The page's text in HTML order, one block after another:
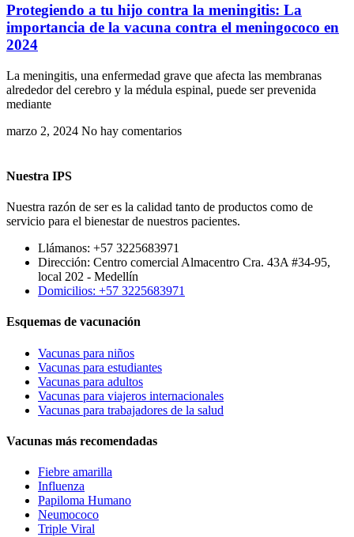
Protegiendo a tu hijo contra la meningitis: La
importancia de la vacuna contra el meningococo en
2024
La meningitis, una enfermedad grave que afecta las membranas
alrededor del cerebro y la médula espinal, puede ser prevenida
mediante
marzo 2, 2024 No hay comentarios
Nuestra IPS
Nuestra razón de ser es la calidad tanto de productos como de
servicio para el bienestar de nuestros pacientes.
Llámanos: +57 3225683971
Dirección: Centro comercial Almacentro Cra. 43A #34-95,
local 202 - Medellín
Domicilios: +57 3225683971
Esquemas de vacunación
Vacunas para niños
Vacunas para estudiantes
Vacunas para adultos
Vacunas para viajeros internacionales
Vacunas para trabajadores de la salud
Vacunas más recomendadas
Fiebre amarilla
Influenza
Papiloma Humano
Neumococo
Triple Viral